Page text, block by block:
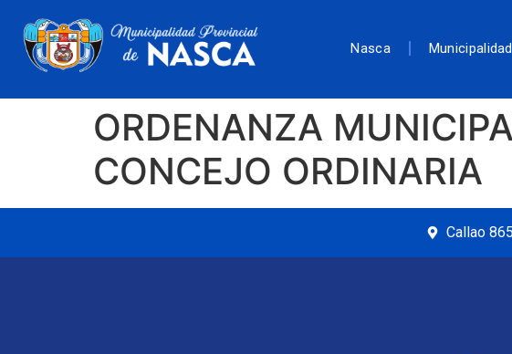
Nasca Municipalidad
ORDENANZA
CONCEJO ORDINARIA
Callao